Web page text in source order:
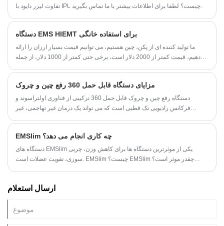
دستگاه EMS HIEMT برای استفاده خانگی
ما تولید کننده ای از پکن، چین هستیم، می توانیم قیمت بسیار ارزان را ارائه
دهیم، قیمت کمتر از 2000 دلار است، برخی حتی کمتر از 1000 دلار، از جمله
کننده ای از پکن، چین هستیم، می توانیم قیمت بسیار ارزان را ارائه دهیم، قیمت
کمتر از 2000 دلار است، برخی حتی کمتر از 1000 دلار، از جمله حمل و نقل به
هر کشوری. شما می توانید درمان را به تنهایی در خانه کامل کنید، نیازی به
مزایای دستگاه قابل حمل 360 رفع چین و چروک
دستگاه رفع چین و چروک قابل حمل 360 ترکیبی از فناوری اولتراسوند و
فرکانس رادیویی تک قطبی است که می تواند یک درمان غیر تهاجمی، غیر
EMSlim چه کاری انجام می دهد؟
دستگاه های EMSlim یکی از موثرترین دستگاه ها برای کاهش وزن، چربی
سوزی، تقویت عضلات است. EMSlim چیست؟ EMSlim چقدر موثر است؟
ارسال استعلام